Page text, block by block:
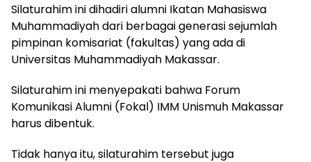
Silaturahim ini dihadiri alumni Ikatan Mahasiswa
Muhammadiyah dari berbagai generasi sejumlah
pimpinan komisariat (fakultas) yang ada di
Universitas Muhammadiyah Makassar.
Silaturahim ini menyepakati bahwa Forum
Komunikasi Alumni (Fokal) IMM Unismuh Makassar
harus dibentuk.
Tidak hanya itu, silaturahim tersebut juga